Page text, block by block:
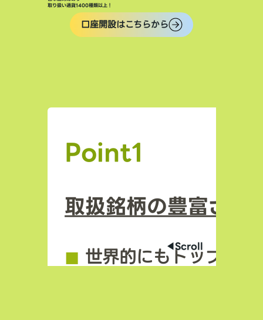
取り扱い通貨1400種類以上！
口座開設はこちらから
Point1
取扱銘柄の豊富さ
◼︎ 世界的にもトップクラ
◀︎Scroll